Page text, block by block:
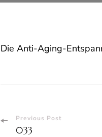
Die Anti-Aging-
Post
Previous Post
033